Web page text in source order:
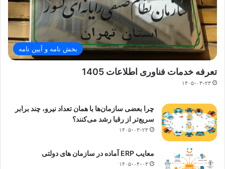
بخش نامه و آیین نامه
تعرفه خدمات فناوری اطلاعات 1405
۱۴۰۵-۰۳-۲۳
چرا بعضی سازمان‌ها با همان تعداد نیرو، چند برابر
سریع‌تر از رقبا رشد می‌کنند؟
۱۴۰۵-۰۳-۲۳
معایب ERP آماده در سازمان های دولتی
۱۴۰۵-۰۴-۰۳